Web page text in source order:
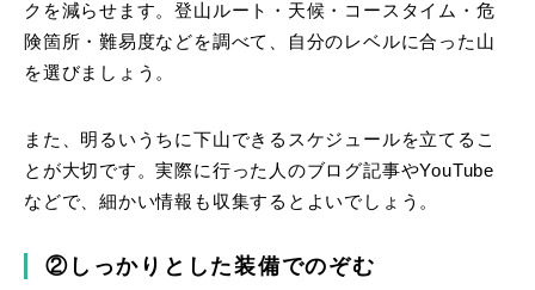
クを減らせます。登山ルート・天候・コースタイム・危
険箇所・難易度などを調べて、自分のレベルに合った山
を選びましょう。
また、明るいうちに下山できるスケジュールを立てるこ
とが大切です。実際に行った人のブログ記事やYouTube
などで、細かい情報も収集するとよいでしょう。
②しっかりとした装備でのぞむ